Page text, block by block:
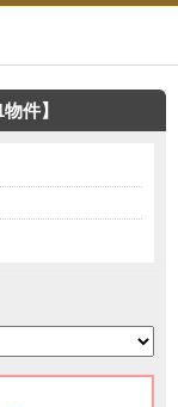
件】